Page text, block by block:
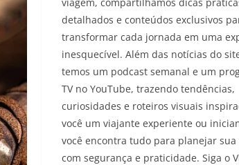
detalhados e conteúdos exclusivos
transformar cada jornada em uma
inesquecível. Além das notícias do
temos um podcast semanal e um
TV no YouTube, trazendo tendências,
curiosidades e roteiros visuais
você um viajante experiente ou
você encontra tudo para planejar sua
com segurança e praticidade. Siga o